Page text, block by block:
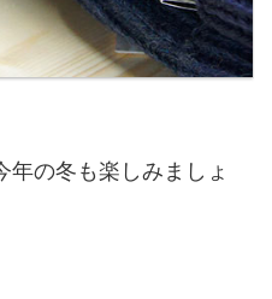
年の冬も楽しみましょ